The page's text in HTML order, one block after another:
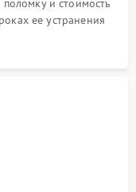
и стоимость
ее устранения